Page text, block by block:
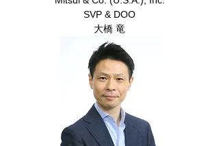
SVP & DOO
大橋 竜